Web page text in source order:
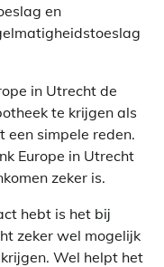
en
in Utrecht de
te krijgen als
een simpele reden.
Europe in Utrecht
zeker is.
hebt is het bij
zeker wel mogelijk
Wel helpt het